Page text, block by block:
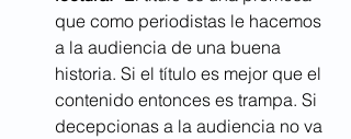
que como periodistas le hacemos
a la audiencia de una buena
historia. Si el título es mejor que el
contenido entonces es trampa. Si
decepcionas a la audiencia no va